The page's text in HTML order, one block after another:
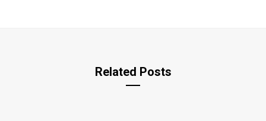
Related Posts